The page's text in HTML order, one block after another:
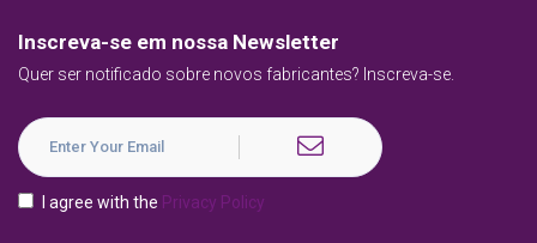
Inscreva-se em nossa Newsletter
Quer ser notificado sobre novos fabricantes? Inscreva-se.
I agree with the Privacy Policy